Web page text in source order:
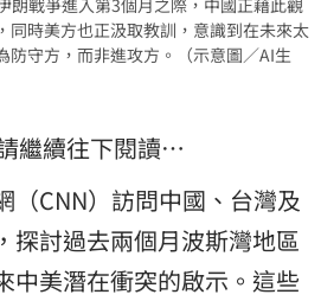
同時美方也正汲取教訓，意識到在未來太
防守方，而非進攻方。（示意圖／AI生
繼續往下閱讀…
（CNN）訪問中國、台灣及
探討過去兩個月波斯灣地區
中美潛在衝突的啟示。這些